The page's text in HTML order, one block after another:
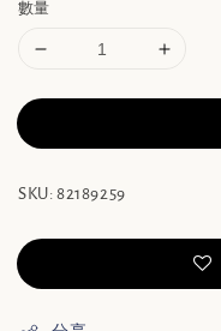
數量
SKU: 82189259